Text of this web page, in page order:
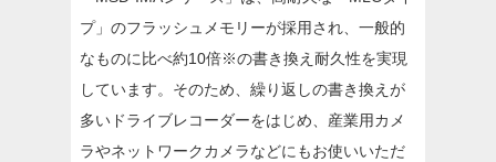
プ」のフラッシュメモリーが採用され、一般的
なものに比べ約10倍※の書き換え耐久性を実現
しています。そのため、繰り返しの書き換えが
多いドライブレコーダーをはじめ、産業用カメ
ラやネットワークカメラなどにもお使いいただ